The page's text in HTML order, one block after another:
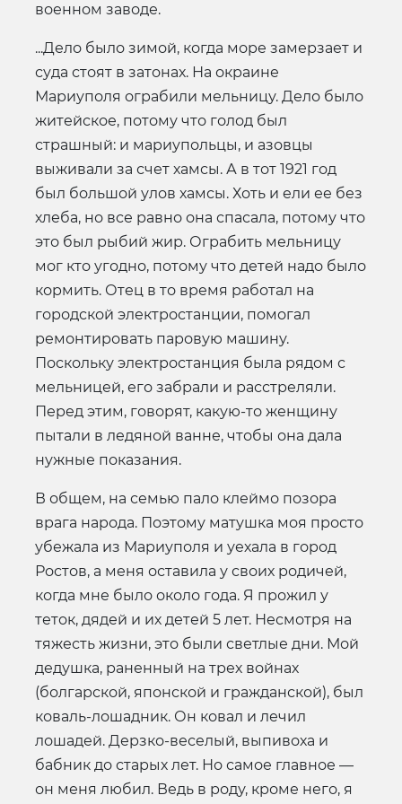
военном заводе.
...Дело было зимой, когда море замерзает и
суда стоят в затонах. На окраине
Мариуполя ограбили мельницу. Дело было
житейское, потому что голод был
страшный: и мариупольцы, и азовцы
выживали за счет хамсы. А в тот 1921 год
был большой улов хамсы. Хоть и ели ее без
хлеба, но все равно она спасала, потому что
это был рыбий жир. Ограбить мельницу
мог кто угодно, потому что детей надо было
кормить. Отец в то время работал на
городской электростанции, помогал
ремонтировать паровую машину.
Поскольку электростанция была рядом с
мельницей, его забрали и расстреляли.
Перед этим, говорят, какую-то женщину
пытали в ледяной ванне, чтобы она дала
нужные показания.
В общем, на семью пало клеймо позора
врага народа. Поэтому матушка моя просто
убежала из Мариуполя и уехала в город
Ростов, а меня оставила у своих родичей,
когда мне было около года. Я прожил у
теток, дядей и их детей 5 лет. Несмотря на
тяжесть жизни, это были светлые дни. Мой
дедушка, раненный на трех войнах
(болгарской, японской и гражданской), был
коваль-лошадник. Он ковал и лечил
лошадей. Дерзко-веселый, выпивоха и
бабник до старых лет. Но самое главное —
он меня любил. Ведь в роду, кроме него, я